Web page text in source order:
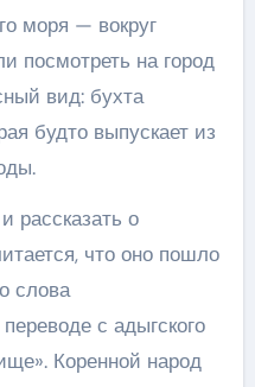
моря — вокруг
посмотреть на город
вид: бухта
будто выпускает из
рассказать о
что оно пошло
слова
с адыгского
Коренной народ